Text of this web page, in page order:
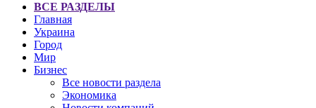
ВСЕ РАЗДЕЛЫ
Главная
Украина
Город
Мир
Бизнес
Все новости раздела
Экономика